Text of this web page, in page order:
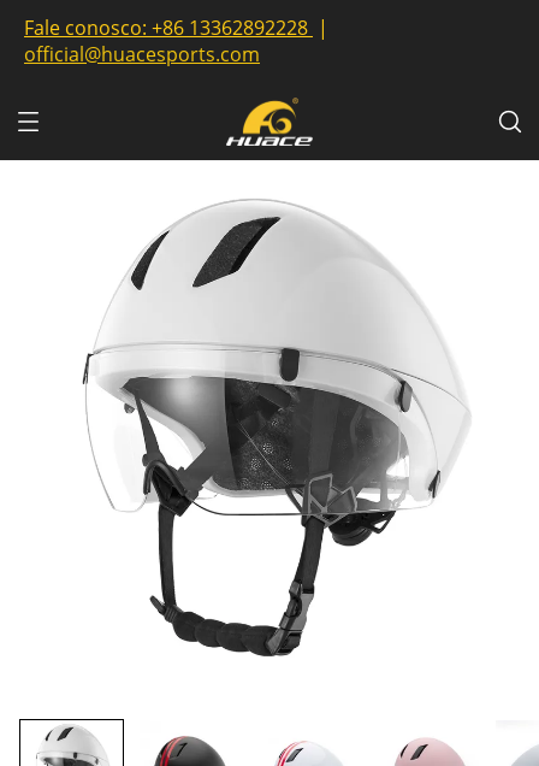
Fale conosco: +86 13362892228 |
official@huacesports.com